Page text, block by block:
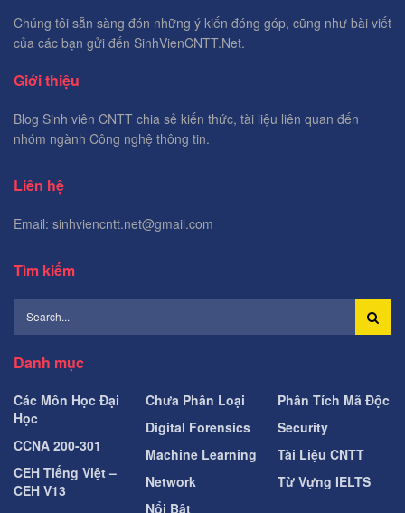
Chúng tôi sẵn sàng đón những ý kiến đóng góp, cũng như bài viết
của các bạn gửi đến SinhVienCNTT.Net.
Giới thiệu
Blog Sinh viên CNTT chia sẻ kiến thức, tài liệu liên quan đến
nhóm ngành Công nghệ thông tin.
Liên hệ
Email: sinhviencntt.net@gmail.com
Tìm kiếm
Danh mục
Các Môn Học Đại
Học
CCNA 200-301
CEH Tiếng Việt –
CEH V13
Chưa Phân Loại
Digital Forensics
Machine Learning
Network
Nổi Bật
Phân Tích Mã Độc
Security
Tài Liệu CNTT
Từ Vựng IELTS